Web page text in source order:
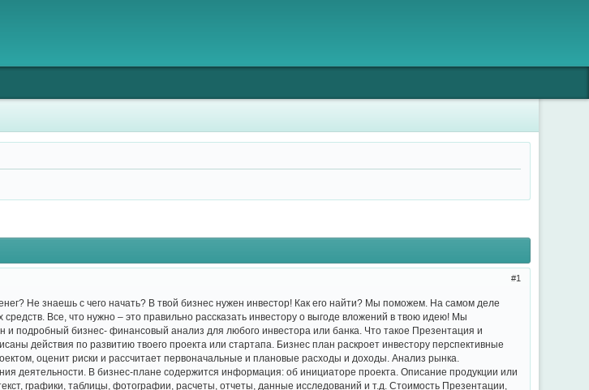
1
Не знаешь с чего начать? В твой бизнес нужен инвестор! Как его найти? Мы поможем. На самом деле
Все, что нужно – это правильно рассказать инвестору о выгоде вложений в твою идею! Мы
и подробный бизнес- финансовый анализ для любого инвестора или банка. Что такое Презентация и
действия по развитию твоего проекта или стартапа. Бизнес план раскроет инвестору перспективные
оценит риски и рассчитает первоначальные и плановые расходы и доходы. Анализ рынка.
деятельности. В бизнес-плане содержится информация: об инициаторе проекта. Описание продукции или
графики, таблицы, фотографии, расчеты, отчеты, данные исследований и т.д. Стоимость Презентации,